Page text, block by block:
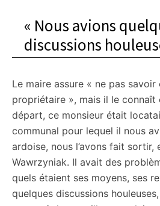
« Nous avions
discussions
Le maire assure « ne pas savoir
propriétaire », mais il le connaît
départ, ce monsieur était
communal pour lequel il nous
ardoise, nous l’avons fait sortir,
Wawrzyniak. Il avait des
quels étaient ses moyens, ses
quelques discussions